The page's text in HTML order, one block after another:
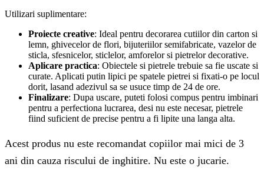
Utilizari suplimentare:
Proiecte creative: Ideal pentru decorarea cutiilor din carton si
lemn, ghivecelor de flori, bijuteriilor semifabricate, vazelor de
sticla, sfesnicelor, sticlelor, amforelor si pietrelor decorative.
Aplicare practica: Obiectele si pietrele trebuie sa fie uscate si
curate. Aplicati putin lipici pe spatele pietrei si fixati-o pe locul
dorit, lasand adezivul sa se usuce timp de 24 de ore.
Finalizare: Dupa uscare, puteti folosi compus pentru imbinari
pentru a perfectiona lucrarea, desi nu este necesar, pietrele
fiind suficient de precise pentru a fi lipite una langa alta.
Acest produs nu este recomandat copiilor mai mici de 3
ani din cauza riscului de inghitire. Nu este o jucarie.